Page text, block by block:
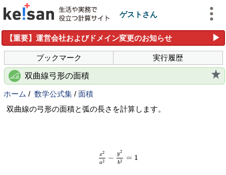
ゲストさん
【重要】運営会社およびドメイン変更のお知らせ ▶
ブックマーク 実行履歴
双曲線弓形の面積
ホーム / 数学公式集 / 面積
双曲線の弓形の面積と弧の長さを計算します。
x2
a2 − y2
b2 = 1
2 y